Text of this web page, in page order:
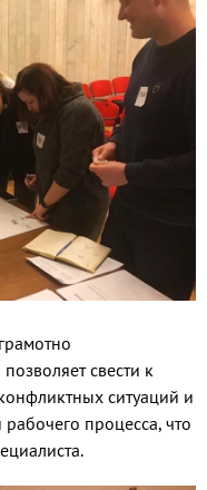
свести к
ситуаций и
процесса, что